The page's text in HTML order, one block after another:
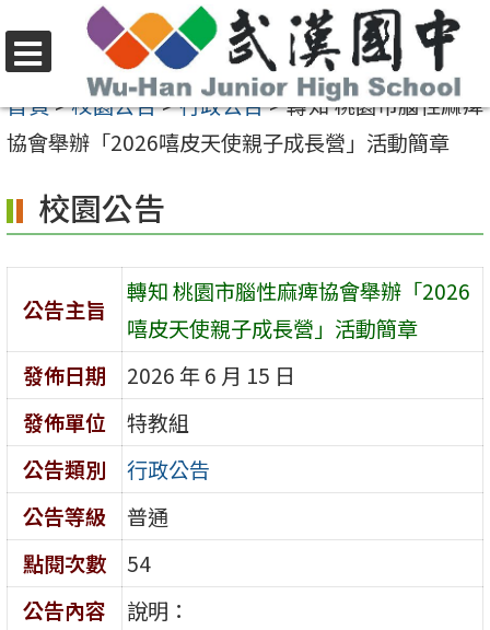
至
要
容
區
選
單
首頁>校園公告>行政公告>轉知 桃園市腦性麻痺
協會舉辦「2026嘻皮天使親子成長營」活動簡章
校園公告
公告主旨
轉知 桃園市腦性麻痺協會舉辦「2026
嘻皮天使親子成長營」活動簡章
發佈日期
2026 年 6 月 15 日
發佈單位
特教組
公告類別
行政公告
公告等級
普通
點閱次數
54
公告內容
說明：